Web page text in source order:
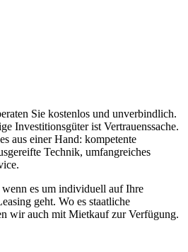
Sie kostenlos und unverbindlich.
Investitionsgüter ist Vertrauenssache.
aus einer Hand: kompetente
Technik, umfangreiches
es um individuell auf Ihre
geht. Wo es staatliche
wir auch mit Mietkauf zur Verfügung.